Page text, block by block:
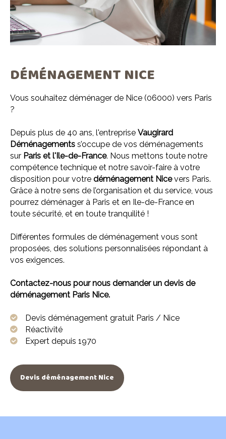
DÉMÉNAGEMENT NICE
Vous souhaitez déménager de Nice (06000) vers Paris
?
Depuis plus de 40 ans, l'entreprise Vaugirard
Déménagements s’occupe de vos déménagements
sur Paris et l'Ile-de-France. Nous mettons toute notre
compétence technique et notre savoir-faire à votre
disposition pour votre déménagement Nicevers Paris.
Grâce à notre sens de l’organisation et du service, vous
pourrez déménager à Paris et en Ile-de-France en
toute sécurité, et en toute tranquilité !
Différentes formules de déménagement vous sont
proposées, des solutions personnalisées répondant à
vos exigences.
Contactez-nous pour nous demander un devis de
déménagement Paris Nice.
Devis déménagement gratuit Paris / Nice
Réactivité
Expert depuis 1970
Devis déménagement Nice